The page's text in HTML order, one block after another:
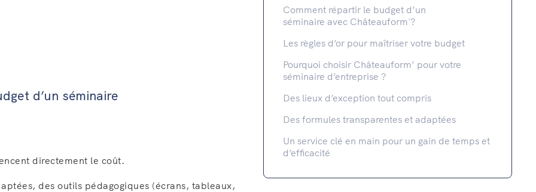
d’un séminaire
directement le coût.
des outils pédagogiques (écrans, tableaux,
Comment répartir le budget d’un
séminaire avec Châteauform'?
Les règles d’or pour maîtriser votre budget
Pourquoi choisir Châteauform’ pour votre
séminaire d’entreprise ?
Des lieux d’exception tout compris
Des formules transparentes et adaptées
Un service clé en main pour un gain de temps et
d’efficacité